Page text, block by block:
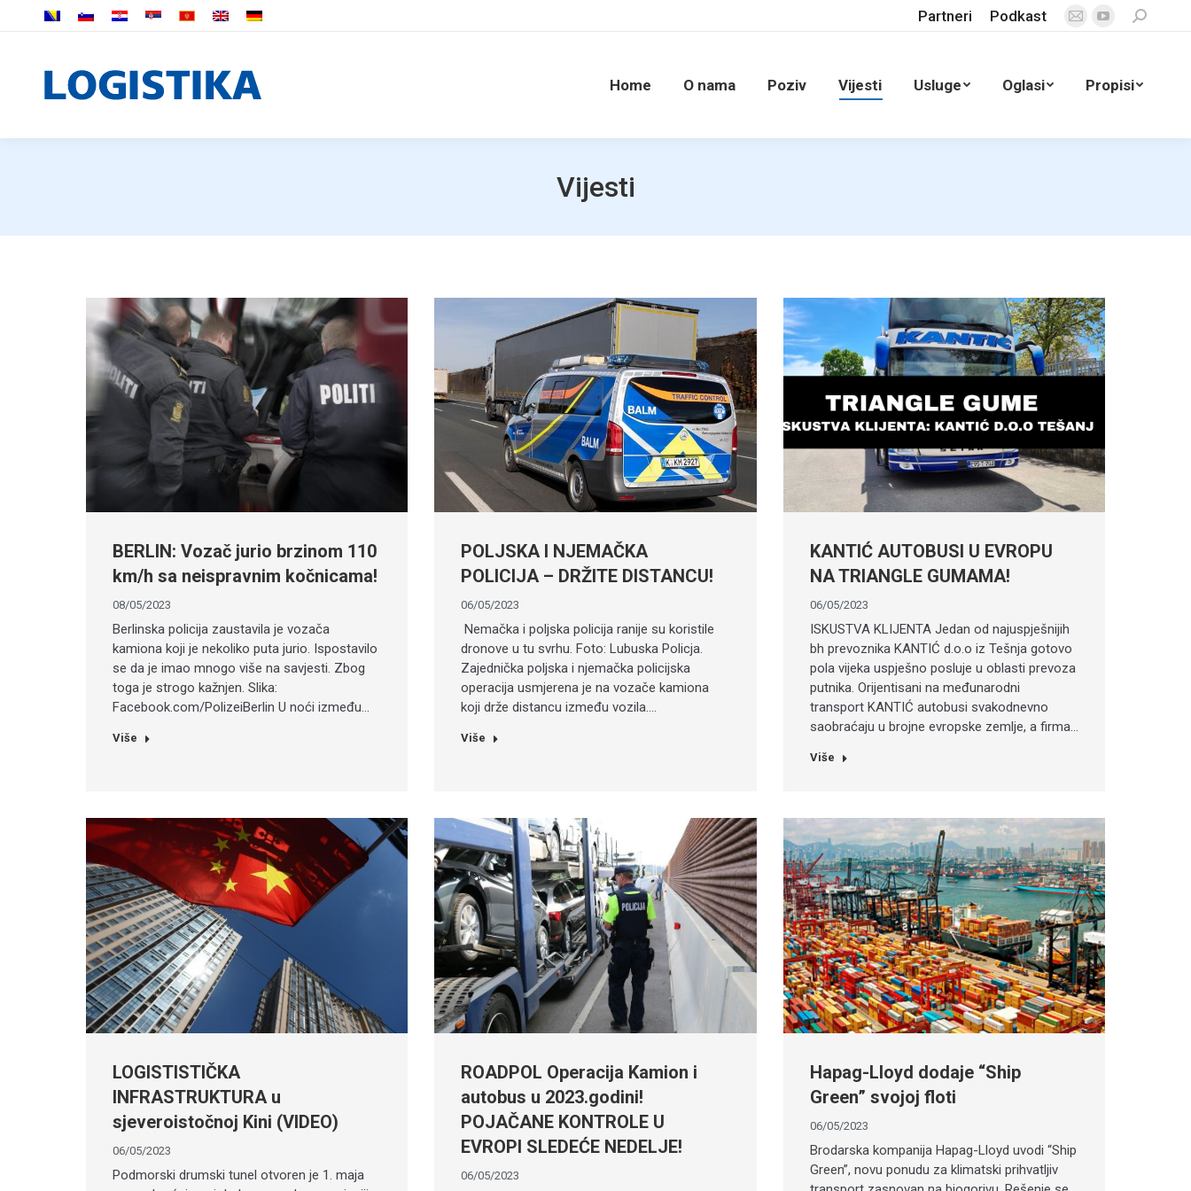
Partneri Podkast
Mail
window
YouTube
in
window
Search:
Home O nama Poziv Vijesti Usluge Oglasi Propisi
Vijesti
BERLIN: Vozač jurio brzinom 110
km/h sa neispravnim kočnicama!
08/05/2023
Berlinska policija zaustavila je vozača
kamiona koji je nekoliko puta jurio. Ispostavilo
se da je imao mnogo više na savjesti. Zbog
toga je strogo kažnjen. Slika:
Facebook.com/PolizeiBerlin U noći između…
Više
POLJSKA I NJEMAČKA
POLICIJA – DRŽITE DISTANCU!
06/05/2023
Nemačka i poljska policija ranije su koristile
dronove u tu svrhu. Foto: Lubuska Policja.
Zajednička poljska i njemačka policijska
operacija usmjerena je na vozače kamiona
koji drže distancu između vozila.…
Više
KANTIĆ AUTOBUSI U EVROPU
NA TRIANGLE GUMAMA!
06/05/2023
ISKUSTVA KLIJENTA Jedan od najuspješnijih
bh prevoznika KANTIĆ d.o.o iz Tešnja gotovo
pola vijeka uspješno posluje u oblasti prevoza
putnika. Orijentisani na međunarodni
transport KANTIĆ autobusi svakodnevno
saobraćaju u brojne evropske zemlje, a firma…
Više
LOGISTISTIČKA
INFRASTRUKTURA u
sjeveroistočnoj Kini (VIDEO)
06/05/2023
Podmorski drumski tunel otvoren je 1. maja
ROADPOL Operacija Kamion i
autobus u 2023.godini!
POJAČANE KONTROLE U
EVROPI SLEDEĆE NEDELJE!
06/05/2023
Hapag-Lloyd dodaje “Ship
Green” svojoj floti
06/05/2023
Brodarska kompanija Hapag-Lloyd uvodi “Ship
Green”, novu ponudu za klimatski prihvatljiv